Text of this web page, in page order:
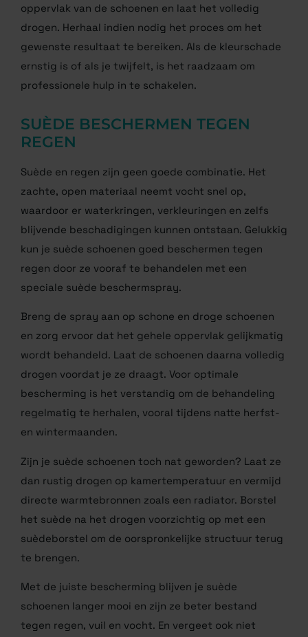
oppervlak van de schoenen en laat het volledig
drogen. Herhaal indien nodig het proces om het
gewenste resultaat te bereiken. Als de kleurschade
ernstig is of als je twijfelt, is het raadzaam om
professionele hulp in te schakelen.
SUÈDE BESCHERMEN TEGEN
REGEN
Suède en regen zijn geen goede combinatie. Het
zachte, open materiaal neemt vocht snel op,
waardoor er waterkringen, verkleuringen en zelfs
blijvende beschadigingen kunnen ontstaan. Gelukkig
kun je suède schoenen goed beschermen tegen
regen door ze vooraf te behandelen met een
speciale suède beschermspray.
Breng de spray aan op schone en droge schoenen
en zorg ervoor dat het gehele oppervlak gelijkmatig
wordt behandeld. Laat de schoenen daarna volledig
drogen voordat je ze draagt. Voor optimale
bescherming is het verstandig om de behandeling
regelmatig te herhalen, vooral tijdens natte herfst-
en wintermaanden.
Zijn je suède schoenen toch nat geworden? Laat ze
dan rustig drogen op kamertemperatuur en vermijd
directe warmtebronnen zoals een radiator. Borstel
het suède na het drogen voorzichtig op met een
suèdeborstel om de oorspronkelijke structuur terug
te brengen.
Met de juiste bescherming blijven je suède
schoenen langer mooi en zijn ze beter bestand
tegen regen, vuil en vocht. En vergeet ook niet